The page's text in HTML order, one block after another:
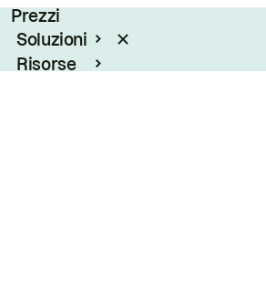
Prezzi
Soluzioni
Risorse